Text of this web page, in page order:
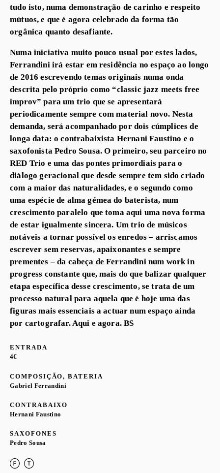
tudo isto, numa demonstração de carinho e respeito
mútuos, e que é agora celebrado da forma tão
orgânica quanto desafiante.
Numa iniciativa muito pouco usual por estes lados,
Ferrandini irá estar em residência no espaço ao longo
de 2016 escrevendo temas originais numa onda
descrita pelo próprio como “classic jazz meets free
improv” para um trio que se apresentará
periodicamente sempre com material novo. Nesta
demanda, será acompanhado por dois cúmplices de
longa data: o contrabaixista Hernani Faustino e o
saxofonista Pedro Sousa. O primeiro, seu parceiro no
RED Trio e uma das pontes primordiais para o
diálogo geracional que desde sempre tem sido criado
com a maior das naturalidades, e o segundo como
uma espécie de alma gémea do baterista, num
crescimento paralelo que toma aqui uma nova forma
de estar igualmente sincera. Um trio de músicos
notáveis a tornar possível os enredos – arriscamos
escrever sem reservas, apaixonantes e sempre
prementes – da cabeça de Ferrandini num work in
progress constante que, mais do que balizar qualquer
etapa específica desse crescimento, se trata de um
processo natural para aquela que é hoje uma das
figuras mais essenciais a actuar num espaço ainda
por cartografar. Aqui e agora. BS
ENTRADA
4€
COMPOSIÇÃO, BATERIA
Gabriel Ferrandini
CONTRABAIXO
Hernani Faustino
SAXOFONES
Pedro Sousa